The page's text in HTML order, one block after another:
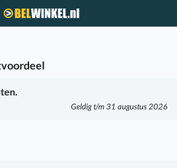
Geldig t/m 31 augustus 2026